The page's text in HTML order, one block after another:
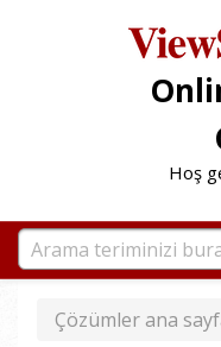
Hoş
Çözümler ana